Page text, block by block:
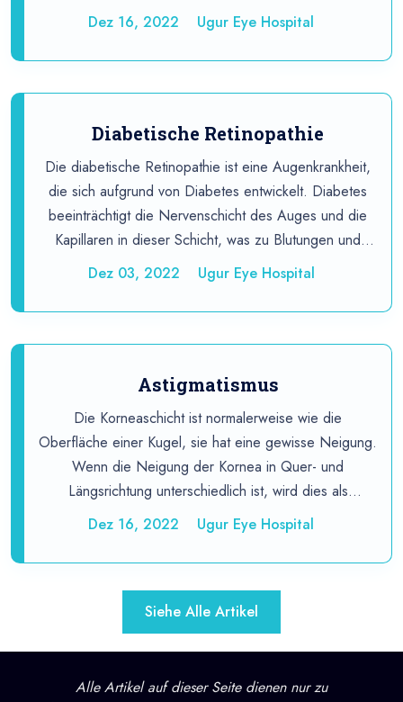
Dez 16, 2022
Ugur Eye Hospital
Diabetische Retinopathie
Die diabetische Retinopathie ist eine Augenkrankheit,
die sich aufgrund von Diabetes entwickelt. Diabetes
beeinträchtigt die Nervenschicht des Auges und die
Kapillaren in dieser Schicht, was zu Blutungen und
Sehverlust führt.
Dez 03, 2022 Ugur Eye Hospital
Astigmatismus
Die Korneaschicht ist normalerweise wie die
Oberfläche einer Kugel, sie hat eine gewisse Neigung.
Wenn die Neigung der Kornea in Quer- und
Längsrichtung unterschiedlich ist, wird dies als
Astigmatismus bezeichnet.
Dez 16, 2022 Ugur Eye Hospital
Siehe Alle Artikel
Alle Artikel auf dieser Seite dienen nur zu